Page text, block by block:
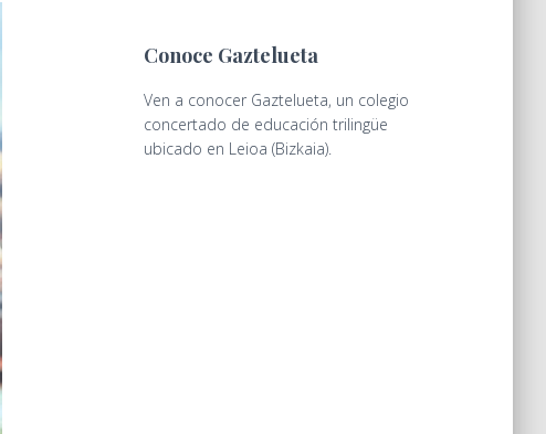
Conoce Gaztelueta
Ven a conocer Gaztelueta, un colegio
concertado de educación trilingüe
ubicado en Leioa (Bizkaia).